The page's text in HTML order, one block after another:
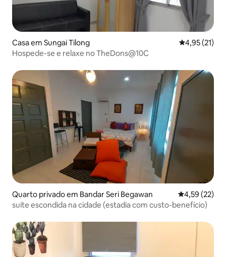
Casa em Sungai Tilong Classificação
4,95 (21)
Hospede-se e relaxe no TheDons@10C
Quarto privado em Bandar Seri Begawan Classificação
4,59 (22)
suíte escondida na cidade (estadia com custo-benefício)